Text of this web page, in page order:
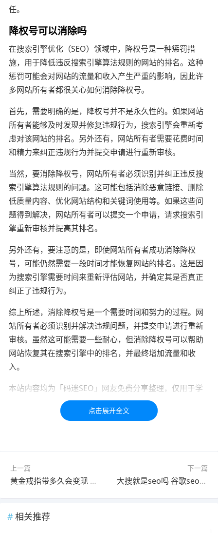
任。
降权号可以消除吗
在搜索引擎优化（SEO）领域中，降权号是一种惩罚措
施，用于降低违反搜索引擎算法规则的网站的排名。这种
惩罚可能会对网站的流量和收入产生严重的影响，因此许
多网站所有者都很关心如何消除降权号。
首先，需要明确的是，降权号并不是永久性的。如果网站
所有者能够及时发现并修复违规行为，搜索引擎会重新考
虑对该网站的排名。另外还有，网站所有者需要花费时间
和精力来纠正违规行为并提交申请进行重新审核。
当然，要消除降权号，网站所有者必须识别并纠正违反搜
索引擎算法规则的问题。这可能包括消除恶意链接、删除
低质量内容、优化网站结构和关键词使用等。如果这些问
题得到解决，网站所有者可以提交一个申请，请求搜索引
擎重新审核并提高其排名。
另外还有，要注意的是，即使网站所有者成功消除降权
号，可能仍然需要一段时间才能恢复网站的排名。这是因
为搜索引擎需要时间来重新评估网站，并确定其是否真正
纠正了违规行为。
综上所述，消除降权号是一个需要时间和努力的过程。网
站所有者必须识别并解决违规问题，并提交申请进行重新
审核。虽然这可能需要一些耐心，但消除降权号可以帮助
网站恢复其在搜索引擎中的排名，并最终增加流量和收
入。
本站内容均为「码迷SEO」网友免费分享整理，仅用于学
习交流，如有疑问，请联系我们48小时处理！！！！
上一篇
黄金戒指带多久会变现 高温下黄金会怎样变现
下一篇
大搜就是seo吗 谷歌seo排名怎么搜
相关推荐